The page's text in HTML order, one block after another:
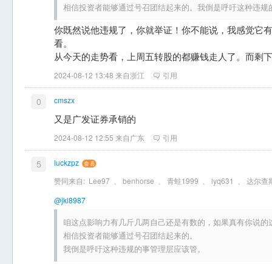
相信投资者能够通过号召团结起来的。我倒是呼吁这种违规
你既然说他违规了，你就举证！你不能说，我感觉它
看。
从今天的走势看，上周五转股的都赚钱走人了。而剩
2024-08-12 13:48 来自浙江 引用
0 cmszx
又是广发证券承销的
2024-08-12 12:55 来自广东 引用
5
luckzpz
赞同来自: Lee97 benhorse 青蛙1999 lyq631
达尔查
@jkl8987
咱这点影响力有几斤几两自己还是有数的，如果真有你说
相信投资者能够通过号召团结起来的。
我倒是呼吁这种违规的事管理层应该管。